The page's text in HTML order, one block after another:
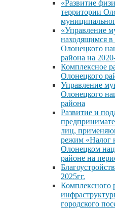
«Развитие
территории
«Управление
находящимся в
Олонецкого
района на
Комплексное
Олонецкого
Управление
Олонецкого
района
Развитие и
лиц,
режим «Налог
Олонецком
районе на
2025гг.
Комплексного
городского